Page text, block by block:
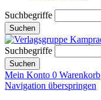
Suchbegriffe
Suchen
Suchbegriffe
Suchen
Mein Konto 0 Warenkorb
Navigation überspringen